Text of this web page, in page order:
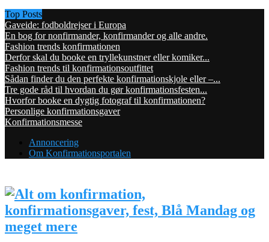
Top Posts
Gaveide: fodboldrejser i Europa
En bog for nonfirmander, konfirmander og alle andre.
Fashion trends konfirmationen
Derfor skal du booke en tryllekunstner eller komiker...
Fashion trends til konfirmationsoutfittet
Sådan finder du den perfekte konfirmationskjole eller –...
Tre gode råd til hvordan du gør konfirmationsfesten...
Hvorfor booke en dygtig fotograf til konfirmationen?
Personlige konfirmationsgaver
Konfirmationsmesse
Annoncering
Om Konfirmationsportalen